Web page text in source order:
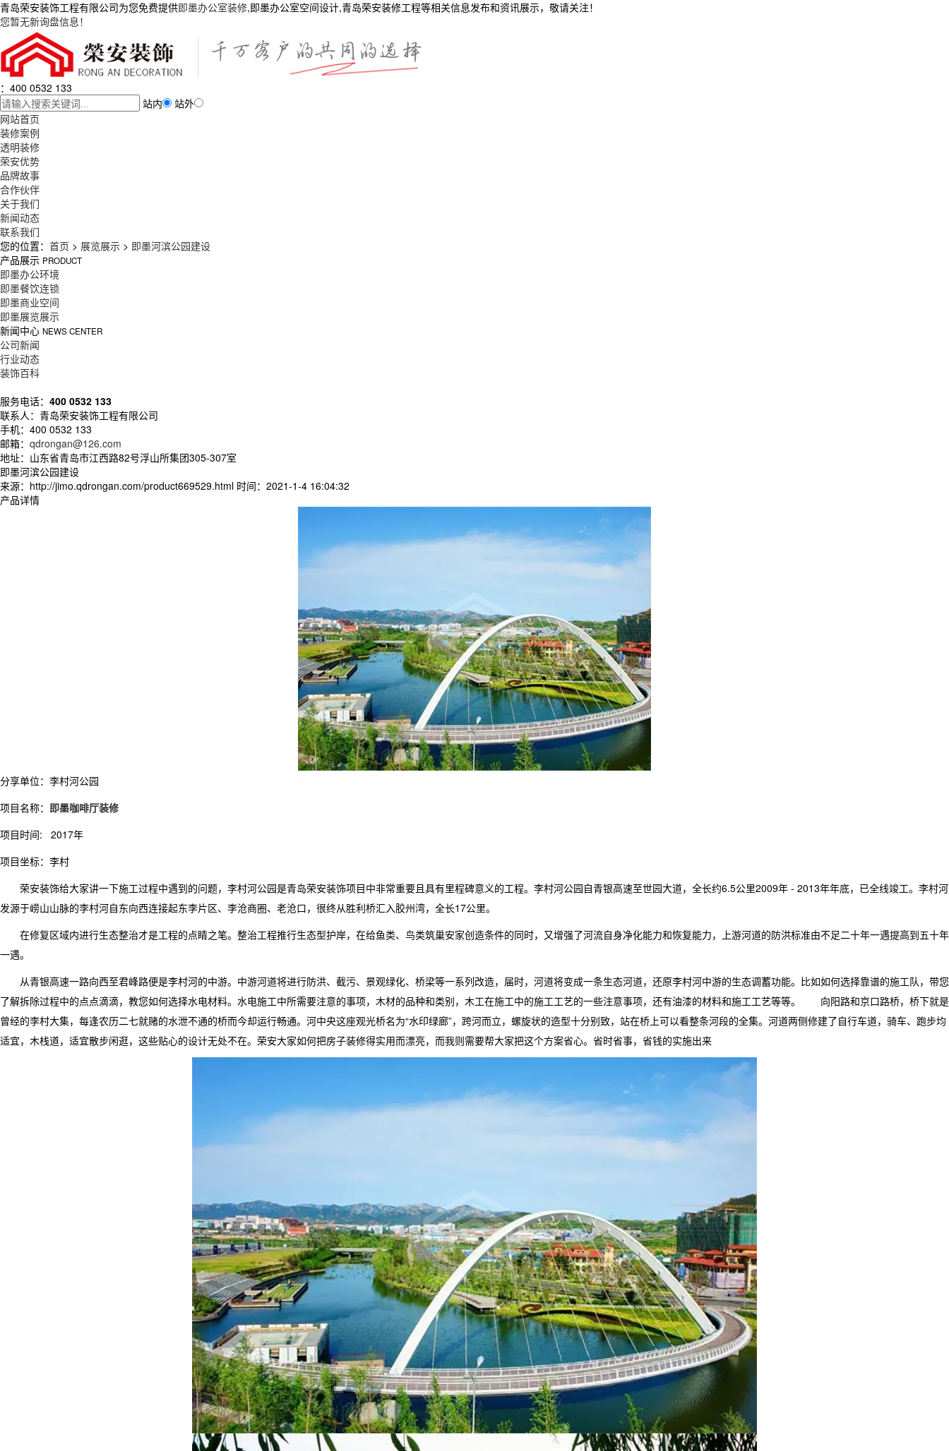
青岛荣安装饰工程有限公司为您免费提供即墨办公室装修,即墨办公室空间设计,青岛荣安装修工程等相关信息发布和资讯展示，敬请关注！
您暂无新询盘信息！
：400 0532 133
站内
站外
网站首页
装修案例
透明装修
荣安优势
品牌故事
合作伙伴
关于我们
新闻动态
联系我们
您的位置： 首页 > 展览展示 > 即墨河滨公园建设
产品展示 PRODUCT
即墨办公环境
即墨餐饮连锁
即墨商业空间
即墨展览展示
新闻中心 NEWS CENTER
公司新闻
行业动态
装饰百科
服务电话： 400 0532 133
联系人：青岛荣安装饰工程有限公司
手机：400 0532 133
邮箱： qdrongan@126.com
地址：山东省青岛市江西路82号浮山所集团305-307室
即墨河滨公园建设
来源：http://jimo.qdrongan.com/product669529.html 时间：2021-1-4 16:04:32
产品详情
分享单位：李村河公园
项目名称： 即墨咖啡厅装修
项目时间: 2017年
项目坐标：李村
荣安装饰给大家讲一下施工过程中遇到的问题，李村河公园是青岛荣安装饰项目中非常重要且具有里程碑意义的工程。李村河公园自青银高速至世园大道，全长约6.5公里2009年 - 2013年年底，已全线竣工。李村河
发源于崂山山脉的李村河自东向西连接起东李片区、李沧商圈、老沧口，很终从胜利桥汇入胶州湾，全长17公里。
在修复区域内进行生态整治才是工程的点睛之笔。整治工程推行生态型护岸，在给鱼类、鸟类筑巢安家创造条件的同时，又增强了河流自身净化能力和恢复能力，上游河道的防洪标准由不足二十年一遇提高到五十年
一遇。
从青银高速一路向西至君峰路便是李村河的中游。中游河道将进行防洪、截污、景观绿化、桥梁等一系列改造，届时，河道将变成一条生态河道，还原李村河中游的生态调蓄功能。比如如何选择靠谱的施工队，带您
了解拆除过程中的点点滴滴，教您如何选择水电材料。水电施工中所需要注意的事项，木材的品种和类别，木工在施工中的施工工艺的一些注意事项，还有油漆的材料和施工工艺等等。 向阳路和京口路桥，桥下就是
曾经的李村大集，每逢农历二七就赌的水泄不通的桥而今却运行畅通。河中央这座观光桥名为“水印绿廊”，跨河而立，螺旋状的造型十分别致，站在桥上可以看整条河段的全集。河道两侧修建了自行车道，骑车、跑步均
适宜，木栈道，适宜散步闲逛，这些贴心的设计无处不在。荣安大家如何把房子装修得实用而漂亮，而我则需要帮大家把这个方案省心。省时省事，省钱的实施出来